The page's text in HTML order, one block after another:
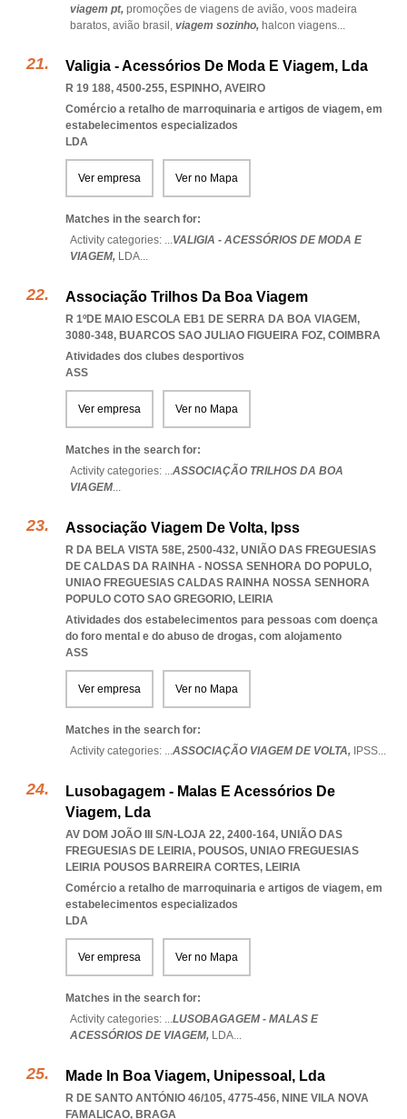
viagem pt, promoções de viagens de avião, voos madeira
baratos, avião brasil, viagem sozinho, halcon viagens...
Valigia - Acessórios De Moda E Viagem, Lda
R 19 188, 4500-255, ESPINHO, AVEIRO
Comércio a retalho de marroquinaria e artigos de viagem, em
estabelecimentos especializados
LDA
Ver empresa Ver no Mapa
Matches in the search for:
Activity categories: ...VALIGIA - ACESSÓRIOS DE MODA E
VIAGEM, LDA...
Associação Trilhos Da Boa Viagem
R 1ºDE MAIO ESCOLA EB1 DE SERRA DA BOA VIAGEM,
3080-348, BUARCOS SAO JULIAO FIGUEIRA FOZ, COIMBRA
Atividades dos clubes desportivos
ASS
Ver empresa Ver no Mapa
Matches in the search for:
Activity categories: ...ASSOCIAÇÃO TRILHOS DA BOA
VIAGEM...
Associação Viagem De Volta, Ipss
R DA BELA VISTA 58E, 2500-432, UNIÃO DAS FREGUESIAS
DE CALDAS DA RAINHA - NOSSA SENHORA DO POPULO,
UNIAO FREGUESIAS CALDAS RAINHA NOSSA SENHORA
POPULO COTO SAO GREGORIO, LEIRIA
Atividades dos estabelecimentos para pessoas com doença
do foro mental e do abuso de drogas, com alojamento
ASS
Ver empresa Ver no Mapa
Matches in the search for:
Activity categories: ...ASSOCIAÇÃO VIAGEM DE VOLTA, IPSS...
Lusobagagem - Malas E Acessórios De
Viagem, Lda
AV DOM JOÃO III S/N-LOJA 22, 2400-164, UNIÃO DAS
FREGUESIAS DE LEIRIA, POUSOS, UNIAO FREGUESIAS
LEIRIA POUSOS BARREIRA CORTES, LEIRIA
Comércio a retalho de marroquinaria e artigos de viagem, em
estabelecimentos especializados
LDA
Ver empresa Ver no Mapa
Matches in the search for:
Activity categories: ...LUSOBAGAGEM - MALAS E
ACESSÓRIOS DE VIAGEM, LDA...
Made In Boa Viagem, Unipessoal, Lda
R DE SANTO ANTÓNIO 46/105, 4775-456, NINE VILA NOVA
FAMALICAO, BRAGA